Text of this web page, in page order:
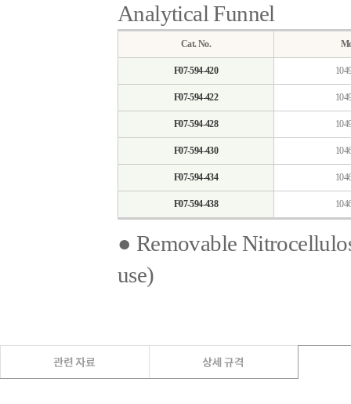
Analytical Funnel
Cat. No.
F07-594-420
F07-594-422
F07-594-428
F07-594-430
F07-594-434
F07-594-438
● Removable
use)